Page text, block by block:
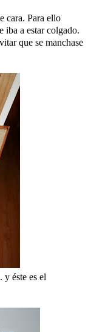
cara. Para ello
iba a estar colgado.
que se manchase
y éste es el